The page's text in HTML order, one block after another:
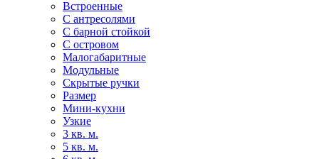
Встроенные
С антресолями
С барной стойкой
С островом
Малогабаритные
Модульные
Скрытые ручки
Размер
Мини-кухни
Узкие
3 кв. м.
5 кв. м.